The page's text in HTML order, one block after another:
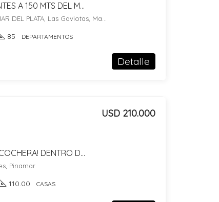
DEPARTAMENTO 2 AMBIENTES A 150 MTS DEL MAR EN LAS GAVIOTAS
85 DEPARTAMENTOS
Detalle
CASA DE 4 AMBIENTES C/COCHERA! DENTRO DE COMPLEJO CON PILETA! 200MTS DEL CENTRO!
USD 210.000
Pinamar
110.00 CASAS